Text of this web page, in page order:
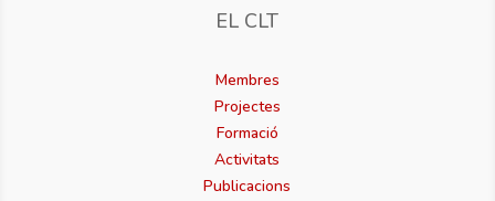
EL CLT
Membres
Projectes
Formació
Activitats
Publicacions